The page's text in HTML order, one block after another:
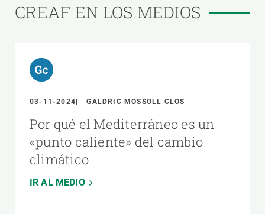
CREAF EN LOS MEDIOS
03-11-2024 GALDRIC MOSSOLL CLOS
Por qué el Mediterráneo es un
«punto caliente» del cambio
climático
IR AL MEDIO